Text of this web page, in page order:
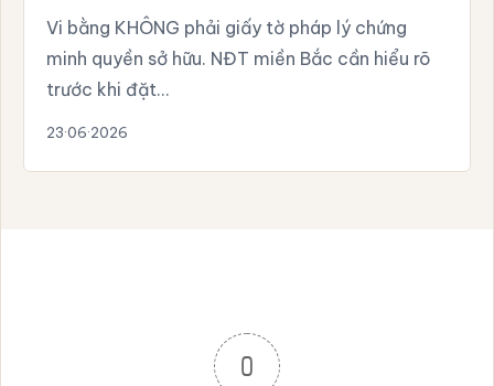
Vi bằng KHÔNG phải giấy tờ pháp lý chứng
minh quyền sở hữu. NĐT miền Bắc cần hiểu rõ
trước khi đặt…
23·06·2026
0